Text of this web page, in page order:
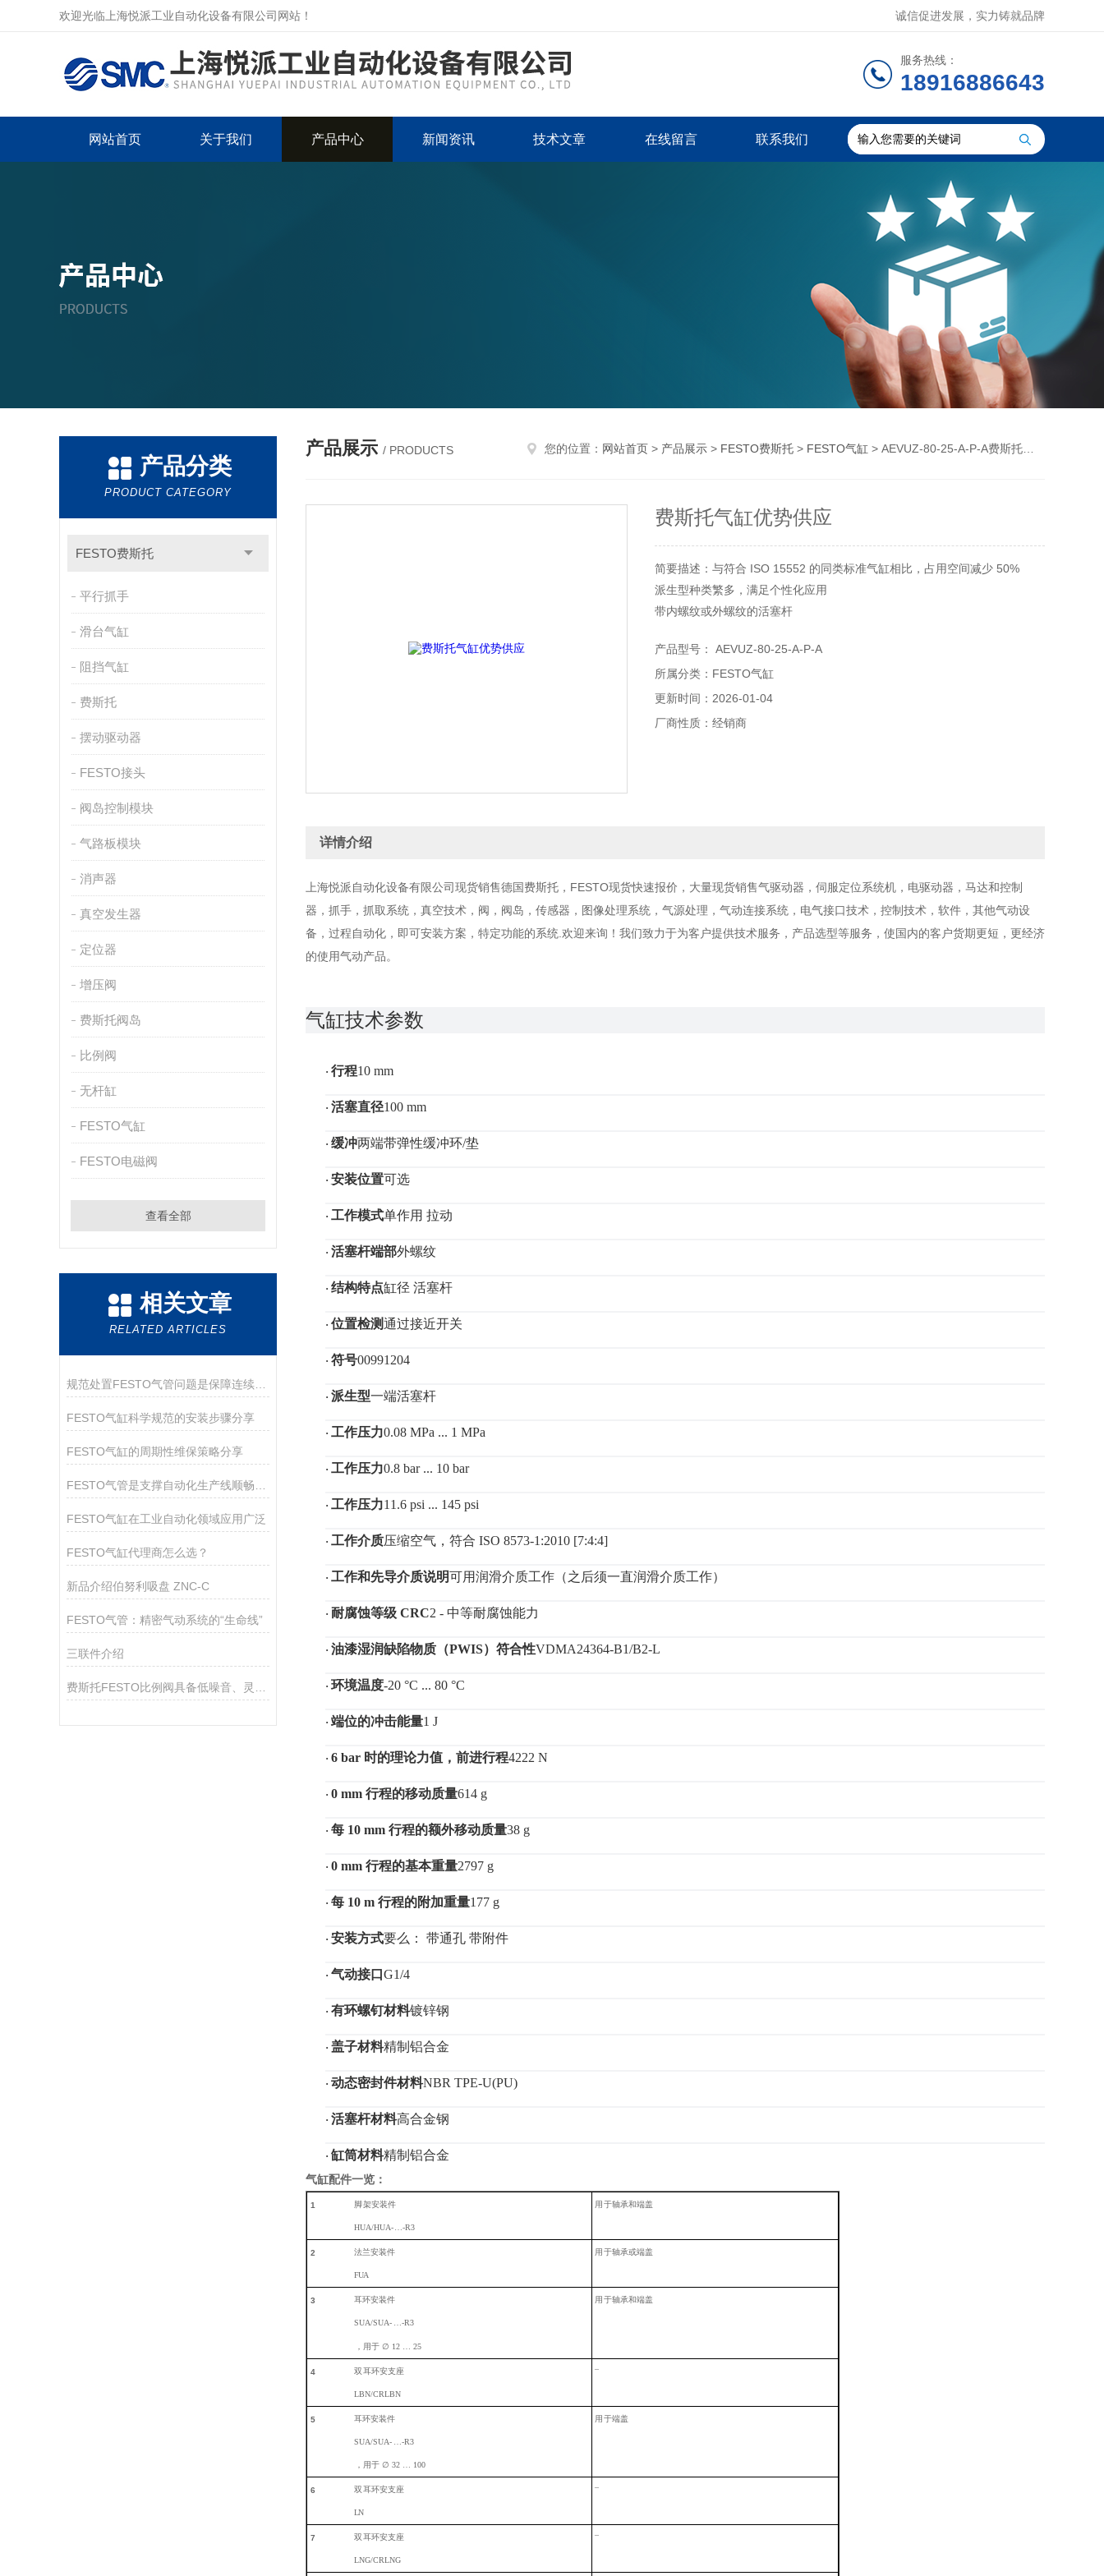
欢迎光临上海悦派工业自动化设备有限公司网站！ 诚信促进发展，实力铸就品牌
服务热线：
18916886643
网站首页 关于我们 产品中心 新闻资讯 技术文章 在线留言 联系我们
产品分类
PRODUCT CATEGORY
FESTO费斯托
平行抓手
滑台气缸
阻挡气缸
费斯托
摆动驱动器
FESTO接头
阀岛控制模块
气路板模块
消声器
真空发生器
定位器
增压阀
费斯托阀岛
比例阀
无杆缸
FESTO气缸
FESTO电磁阀
查看全部
相关文章
RELATED ARTICLES
规范处置FESTO气管问题是保障连续供气的关键
FESTO气缸科学规范的安装步骤分享
FESTO气缸的周期性维保策略分享
FESTO气缸在工业自动化领域应用广泛
FESTO气缸代理商怎么选？
新品介绍伯努利吸盘 ZNC-C
FESTO气管：精密气动系统的“生命线”
三联件介绍
产品展示 / PRODUCTS 您的位置： 网站首页 > 产品展示 > FESTO费斯托 > FESTO气缸 > AEVUZ-80-25-A-P-A费斯托气缸优势供应
费斯托气缸优势供应
简要描述：与符合 ISO 15552 的同类标准气缸相比，占用空间减少 50%
派生型种类繁多，满足个性化应用
带内螺纹或外螺纹的活塞杆
产品型号： AEVUZ-80-25-A-P-A
所属分类：FESTO气缸
更新时间：2026-01-04
厂商性质：经销商
详情介绍
上海悦派自动化设备有限公司现货销售德国费斯托，FESTO现货快速报价，大量现货销售气驱动器，伺服定位系统机，电驱动器，马达和控制
器，抓手，抓取系统，真空技术，阀，阀岛，传感器，图像处理系统，气源处理，气动连接系统，电气接口技术，控制技术，软件，其他气动设
备，过程自动化，即可安装方案，特定功能的系统.欢迎来询！我们致力于为客户提供技术服务，产品选型等服务，使国内的客户货期更短，更经济
的使用气动产品。
气缸技术参数
· 行程10 mm
· 活塞直径100 mm
· 缓冲两端带弹性缓冲环/垫
· 安装位置可选
· 工作模式单作用 拉动
· 活塞杆端部外螺纹
· 结构特点缸径 活塞杆
· 位置检测通过接近开关
· 符号00991204
· 派生型一端活塞杆
· 工作压力0.08 MPa ... 1 MPa
· 工作压力0.8 bar ... 10 bar
· 工作压力11.6 psi ... 145 psi
· 工作介质压缩空气，符合 ISO 8573-1:2010 [7:4:4]
· 工作和先导介质说明可用润滑介质工作（之后须一直润滑介质工作）
· 耐腐蚀等级 CRC2 - 中等耐腐蚀能力
· 油漆湿润缺陷物质（PWIS）符合性VDMA24364-B1/B2-L
· 环境温度-20 °C ... 80 °C
· 端位的冲击能量1 J
· 6 bar 时的理论力值，前进行程4222 N
· 0 mm 行程的移动质量614 g
· 每 10 mm 行程的额外移动质量38 g
· 0 mm 行程的基本重量2797 g
· 每 10 m 行程的附加重量177 g
· 安装方式要么： 带通孔 带附件
· 气动接口 G1/4
· 有环螺钉材料镀锌钢
· 盖子材料精制铝合金
· 动态密封件材料NBR TPE-U(PU)
· 活塞杆材料高合金钢
· 缸筒材料精制铝合金
气缸配件一览：
1 脚架安装件
HUA/HUA- …-R3
用于轴承和端盖
2 法兰安装件
FUA
用于轴承或端盖
3 耳环安装件
SUA/SUA- …-R3
用于 ∅ 12 … 25
用于轴承和端盖
4 双耳环安支座
LBN/CRLBN
–
5 耳环安装件
SUA/SUA- …-R3
，用于 ∅ 32 … 100
用于端盖
6 双耳环安支座
LN
–
7 双耳环安支座
LNG/CRLNG
–